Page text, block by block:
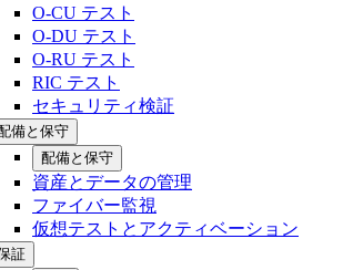
O-CU テスト
O-DU テスト
O-RU テスト
RIC テスト
セキュリティ検証
備と保守
配備と保守
資産とデータの管理
ファイバー監視
仮想テストとアクティベーション
証